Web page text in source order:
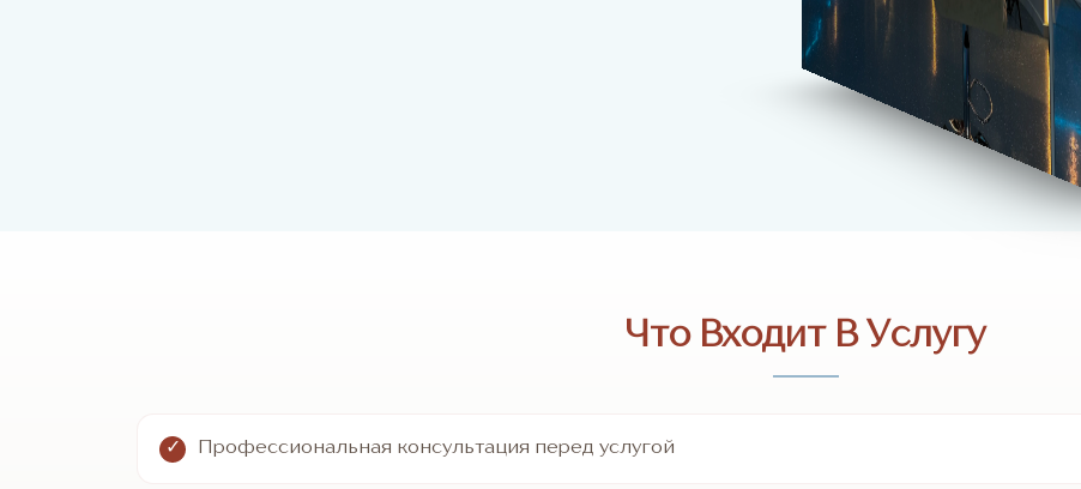
Что Входит В Услугу
Профессиональная консультация перед услугой